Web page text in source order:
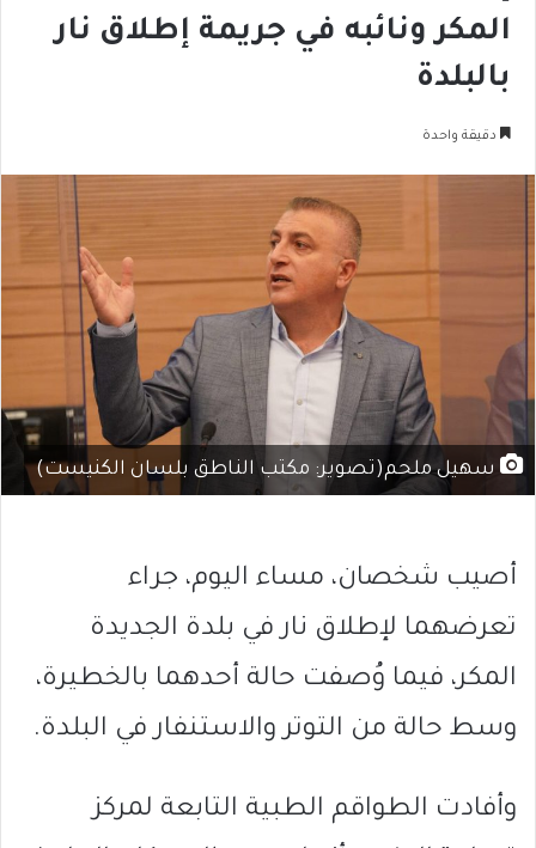
المكر ونائبه في جريمة إطلاق نار
بالبلدة
دقيقة واحدة
سهيل ملحم(تصوير: مكتب الناطق بلسان الكنيست)
أصيب شخصان، مساء اليوم، جراء
تعرضهما لإطلاق نار في بلدة الجديدة
المكر، فيما وُصفت حالة أحدهما بالخطيرة،
وسط حالة من التوتر والاستنفار في البلدة.
وأفادت الطواقم الطبية التابعة لمركز